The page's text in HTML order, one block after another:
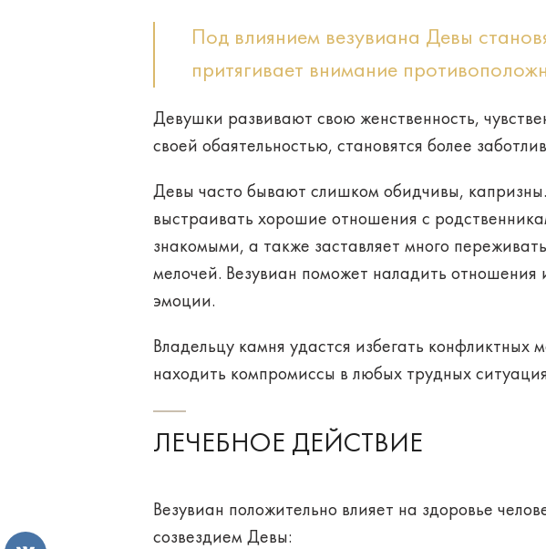
Под влиянием везувиана Девы
притягивает внимание
Девушки развивают свою женственность,
своей обаятельностью, становятся более
Девы часто бывают слишком обидчивы, капризны
выстраивать хорошие отношения с
знакомыми, а также заставляет много
мелочей. Везувиан поможет наладить отношения
эмоции.
Владельцу камня удастся избегать конфликтных
находить компромиссы в любых трудных
ЛЕЧЕБНОЕ ДЕЙСТВИЕ
Везувиан положительно влияет на здоровье
созвездием Девы: